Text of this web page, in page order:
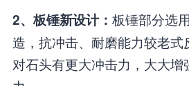
2、板锤新设计： 板锤部分选
造，抗冲击、耐磨能力较老式
对石头有更大冲击力，大大增